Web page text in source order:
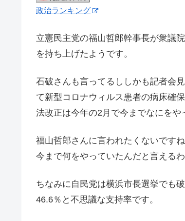
政治ランキング
立憲民主党の福山哲郎幹事長が衆議
を持ち上げたようです。
石破さんも言ってるししかも記者会
て新型コロナウィルス患者の病床確
法改正は今年の2月で今までなにをや
福山哲郎さんに言われたくないです
今まで何をやっていたんだと言える
ちなみに自民党は横浜市長選挙でも
46.6％と不思議な支持率です。